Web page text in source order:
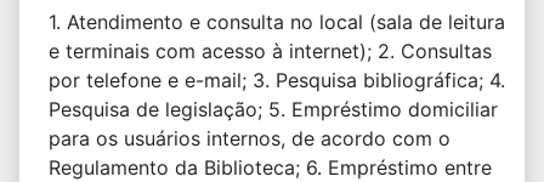
1. Atendimento e consulta no local (sala de leitura
e terminais com acesso à internet); 2. Consultas
por telefone e e-mail; 3. Pesquisa bibliográfica; 4.
Pesquisa de legislação; 5. Empréstimo domiciliar
para os usuários internos, de acordo com o
Regulamento da Biblioteca; 6. Empréstimo entre